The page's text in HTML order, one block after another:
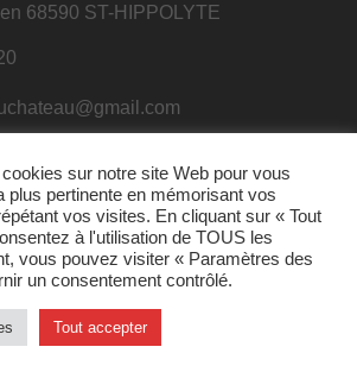
68590 ST-HIPPOLYTE
Tous droits réservés.
Mentions légales
sur notre site Web pour vous
plus pertinente en mémorisant vos
vos visites. En cliquant sur « Tout
à l'utilisation de TOUS les
vous pouvez visiter « Paramètres des
un consentement contrôlé.
Tout accepter